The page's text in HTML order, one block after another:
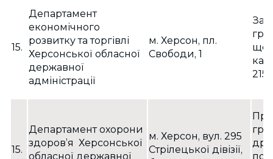
15.
Департамент
економічного
розвитку та торгівлі
Херсонської обласної
державної
адміністрації
м. Херсон, пл.
Свободи, 1
215
15.
Департамент охорони
здоров’я Херсонської
обласної державної
м. Херсон, вул. 295
Стрілецької дівізії,